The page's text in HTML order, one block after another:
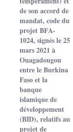
de son accord de
mandat, code du
projet BFA-
1024, signés le 25
mars 2021 à
Ouagadougou
entre le Burkina
Faso et la
banque
islamique de
développement
(BID), relatifs au
projet de